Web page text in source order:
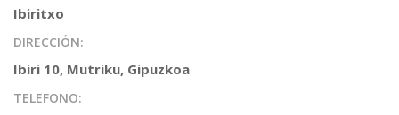
Ibiritxo
DIRECCIÓN:
Ibiri 10, Mutriku, Gipuzkoa
TELEFONO: